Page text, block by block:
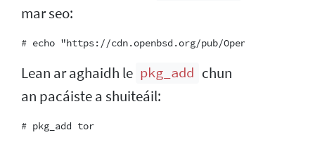
mar seo:
Lean ar aghaidh le pkg_add chun
an pacáiste a shuiteáil: